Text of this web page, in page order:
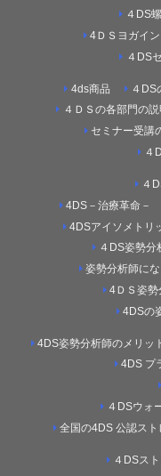
４DS
4ＤＳヨガイ
４DS
4ds商品
４DS
４ＤＳの各部門の説
セミナー受講
４
４
4DS－治療革命－
4DSアイソメトリ
４DS姿勢分
姿勢分析師に
4ＤＳ姿勢
4DSの
4DS姿勢分析師のメリッ
4DS プ
４DSウ
全国の4DS 公認ス
４DSス